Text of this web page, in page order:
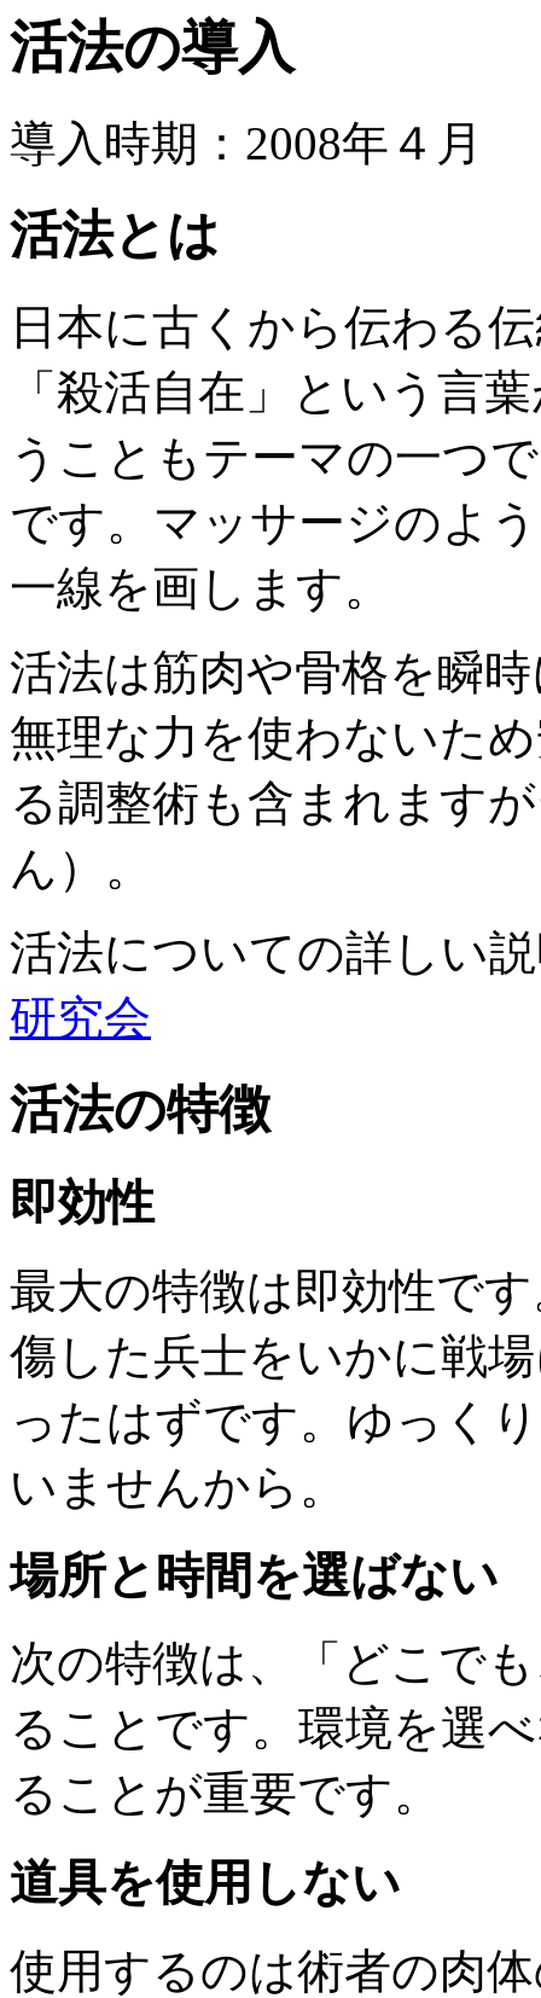
活法の導入
導入時期：2008年４月
活法とは
日本に古くから伝わる
「殺活自在」という言
うこともテーマの一つ
です。マッサージのよ
一線を画します。
活法は筋肉や骨格を瞬
無理な力を使わないた
る調整術も含まれます
ん）。
活法についての詳しい
研究会
活法の特徴
即効性
最大の特徴は即効性で
傷した兵士をいかに戦
ったはずです。ゆっく
いませんから。
場所と時間を選ばない
次の特徴は、「どこで
ることです。環境を選
ることが重要です。
道具を使用しない
使用するのは術者の肉